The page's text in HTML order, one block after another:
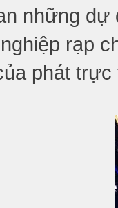
những dự
rạp
phát trực